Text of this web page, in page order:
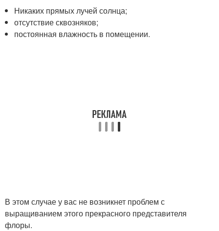
Никаких прямых лучей солнца;
отсутствие сквозняков;
постоянная влажность в помещении.
В этом случае у вас не возникнет проблем с
выращиванием этого прекрасного представителя
флоры.